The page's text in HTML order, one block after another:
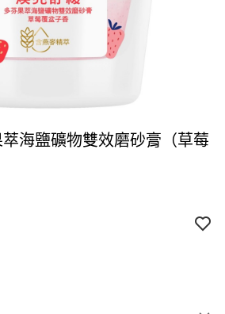
萃海鹽礦物雙效磨砂膏（草莓